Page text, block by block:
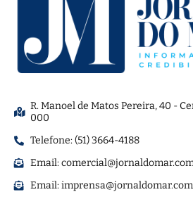
R. Manoel de Matos Pereira, 40 -
000
Telefone: (51) 3664-4188
Email:
Email: